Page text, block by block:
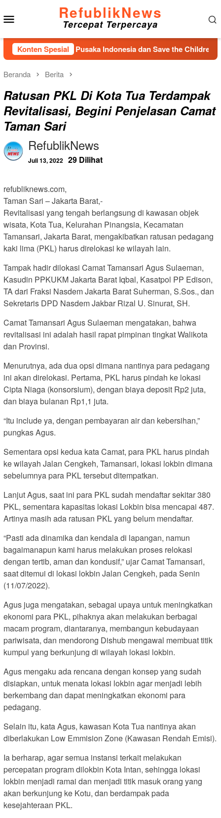
ke
konten
RefublikNews
Tercepat Terpercaya
Konten Spesial
Pusaka Indonesia dan Save the Children Sosialisasi
Beranda Berita
Ratusan PKL Di Kota Tua Terdampak
Revitalisasi, Begini Penjelasan Camat
Taman Sari
RefublikNews
Juli 13, 2022 29 Dilihat
refubliknews.com,
Taman Sari – Jakarta Barat,-
Revitalisasi yang tengah berlangsung di kawasan objek
wisata, Kota Tua, Kelurahan Pinangsia, Kecamatan
Tamansari, Jakarta Barat, mengakibatkan ratusan pedagang
kaki lima (PKL) harus direlokasi ke wilayah lain.
Tampak hadir dilokasi Camat Tamansari Agus Sulaeman,
Kasudin PPKUKM Jakarta Barat Iqbal, Kasatpol PP Edison,
TA dari Fraksi Nasdem Jakarta Barat Suherman, S.Sos., dan
Sekretaris DPD Nasdem Jakbar Rizal U. Sinurat, SH.
Camat Tamansari Agus Sulaeman mengatakan, bahwa
revitalisasi ini adalah hasil rapat pimpinan tingkat Walikota
dan Provinsi.
Menurutnya, ada dua opsi dimana nantinya para pedagang
ini akan direlokasi. Pertama, PKL harus pindah ke lokasi
Cipta Niaga (konsorsium), dengan biaya deposit Rp2 juta,
dan biaya bulanan Rp1,1 juta.
“Itu include ya, dengan pembayaran air dan kebersihan,”
pungkas Agus.
Sementara opsi kedua kata Camat, para PKL harus pindah
ke wilayah Jalan Cengkeh, Tamansari, lokasi lokbin dimana
sebelumnya para PKL tersebut ditempatkan.
Lanjut Agus, saat ini para PKL sudah mendaftar sekitar 380
PKL, sementara kapasitas lokasi Lokbin bisa mencapai 487.
Artinya masih ada ratusan PKL yang belum mendaftar.
“Pasti ada dinamika dan kendala di lapangan, namun
bagaimanapun kami harus melakukan proses relokasi
dengan tertib, aman dan kondusif,” ujar Camat Tamansari,
saat ditemui di lokasi lokbin Jalan Cengkeh, pada Senin
(11/07/2022).
Agus juga mengatakan, sebagai upaya untuk meningkatkan
ekonomi para PKL, pihaknya akan melakukan berbagai
macam program, diantaranya, membangun kebudayaan
pariwisata, dan mendorong Dishub mengawal membuat titik
kumpul yang berkunjung di wilayah lokasi lokbin.
Agus mengaku ada rencana dengan konsep yang sudah
disiapkan, untuk menata lokasi lokbin agar menjadi lebih
berkembang dan dapat meningkatkan ekonomi para
pedagang.
Selain itu, kata Agus, kawasan Kota Tua nantinya akan
diberlakukan Low Emmision Zone (Kawasan Rendah Emisi).
Ia berharap, agar semua instansi terkait melakukan
percepatan program dilokbin Kota Intan, sehingga lokasi
lokbin menjadi ramai dan menjadi titik masuk orang yang
akan berkunjung ke Kotu, dan berdampak pada
kesejahteraan PKL.